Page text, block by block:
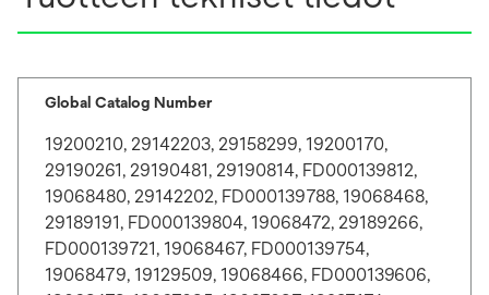
Global Catalog Number
19200210, 29142203, 29158299, 19200170,
29190261, 29190481, 29190814, FD000139812,
19068480, 29142202, FD000139788, 19068468,
29189191, FD000139804, 19068472, 29189266,
FD000139721, 19068467, FD000139754,
19068479, 19129509, 19068466, FD000139606,